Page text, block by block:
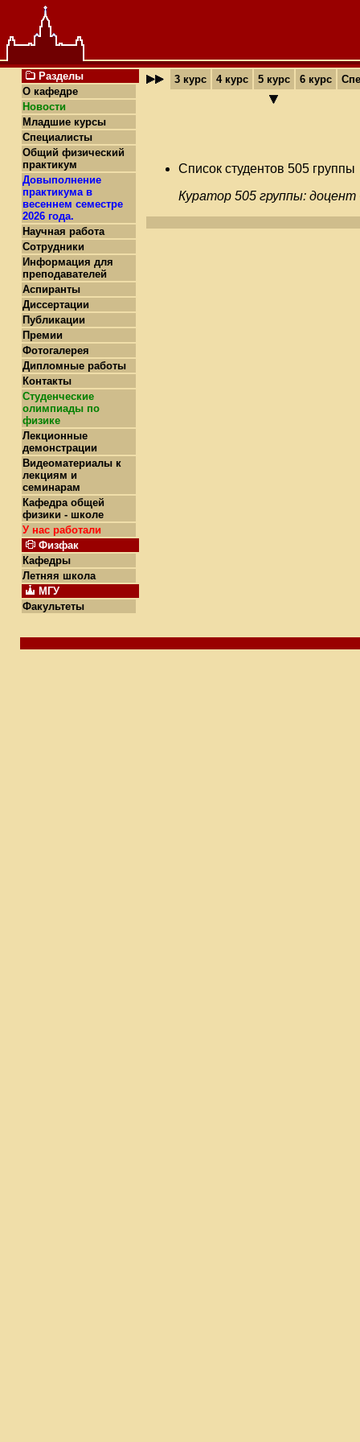
Разделы
О кафедре
Новости
Младшие курсы
Специалисты
Общий физический
практикум
Довыполнение
практикума в
весеннем семестре
2026 года.
Научная работа
Сотрудники
Информация для
преподавателей
Аспиранты
Диссертации
Публикации
Премии
Фотогалерея
Дипломные работы
Контакты
Студенческие
олимпиады по
физике
Лекционные
демонстрации
Видеоматериалы к
лекциям и
семинарам
Кафедра общей
физики - школе
У нас работали
Физфак
Кафедры
Летняя школа
МГУ
Факультеты
3 курс 4 курс 5 курс 6 курс
Список студентов 505 группы
Куратор 505 группы: доцент